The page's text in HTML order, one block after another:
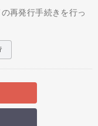
再発行手続きを行っ